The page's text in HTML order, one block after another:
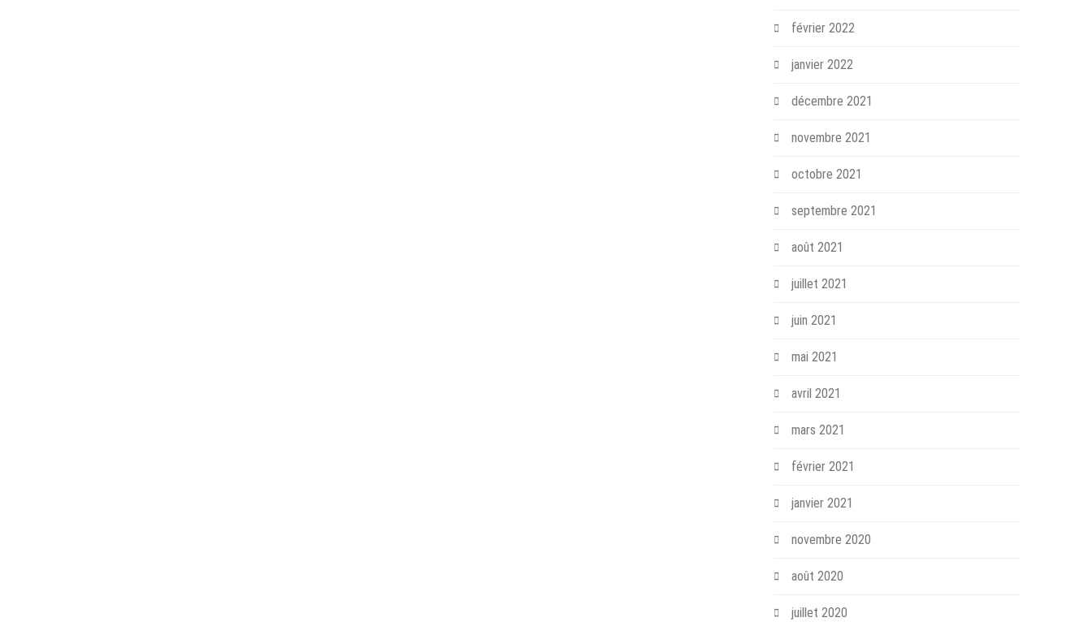
février 2022
janvier 2022
décembre 2021
novembre 2021
octobre 2021
septembre 2021
août 2021
juillet 2021
juin 2021
mai 2021
avril 2021
mars 2021
février 2021
janvier 2021
novembre 2020
août 2020
juillet 2020